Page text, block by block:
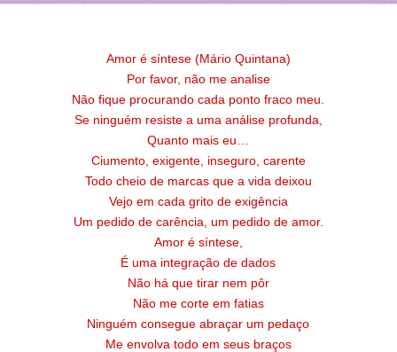
Amor é síntese (Mário Quintana)
Por favor, não me analise
Não fique procurando cada ponto fraco meu.
Se ninguém resiste a uma análise profunda,
Quanto mais eu…
Ciumento, exigente, inseguro, carente
Todo cheio de marcas que a vida deixou
Vejo em cada grito de exigência
Um pedido de carência, um pedido de amor.
Amor é síntese,
É uma integração de dados
Não há que tirar nem pôr
Não me corte em fatias
Ninguém consegue abraçar um pedaço
Me envolva todo em seus braços